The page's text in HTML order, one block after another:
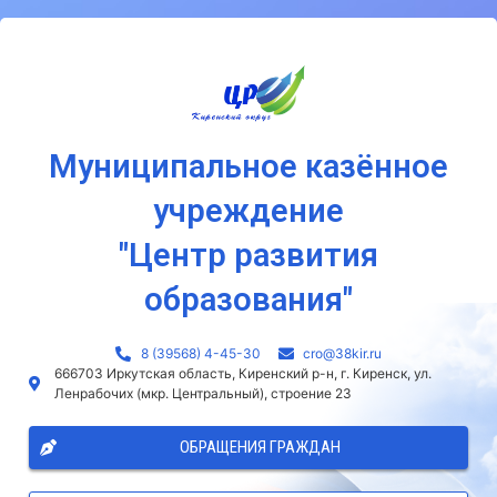
Муниципальное казённое
учреждение
"Центр развития
образования"
8 (39568) 4-45-30
сro@38kir.ru
666703 Иркутская область, Киренский р-н, г. Киренск, ул.
Ленрабочих (мкр. Центральный), строение 23
ОБРАЩЕНИЯ ГРАЖДАН